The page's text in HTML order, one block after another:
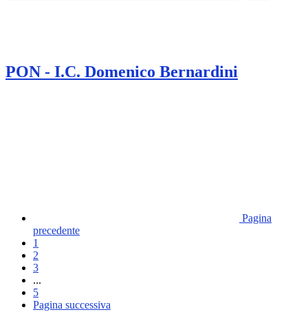
PON - I.C. Domenico Bernardini
Pagina
precedente
1
2
3
...
5
Pagina successiva